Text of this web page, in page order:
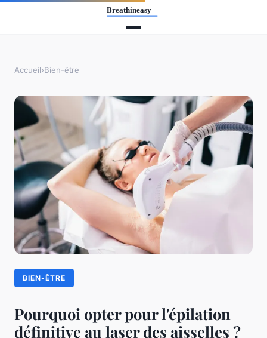
Accueil›Bien-être
BIEN-ÊTRE
Pourquoi opter pour l'épilation
définitive au laser des aisselles ?